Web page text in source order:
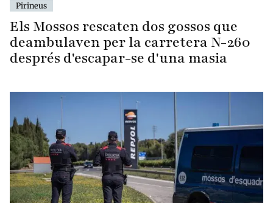
Pirineus
Els Mossos rescaten dos gossos que
deambulaven per la carretera N-260
després d'escapar-se d'una masia